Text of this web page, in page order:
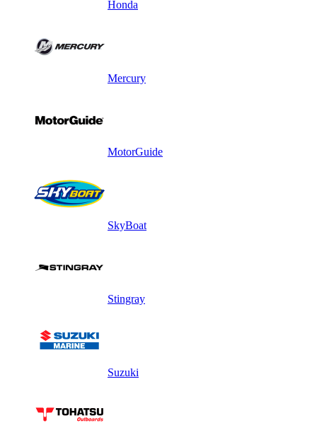
Honda
Mercury
MotorGuide
SkyBoat
Stingray
Suzuki